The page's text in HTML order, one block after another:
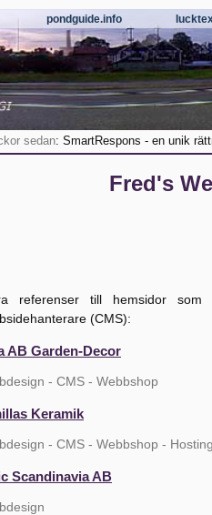
pondguide.info
sedan: SmartRespons - en unik
Fred's
referenser till hemsidor
(CMS):
AB Garden-Decor
- CMS - Webbshop
Keramik
- CMS - Webbshop - Hosting
Scandinavia AB